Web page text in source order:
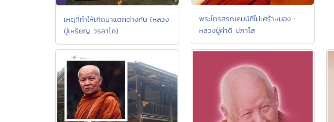
เหตุที่ทำให้เกิดมาแตกต่างกัน (หลวง
ปู่เหรียญ วรลาโภ)
พระไตรสรณคมน์ที่ไม่เศร้าหมอง :
หลวงปู่คำดี ปภาโส